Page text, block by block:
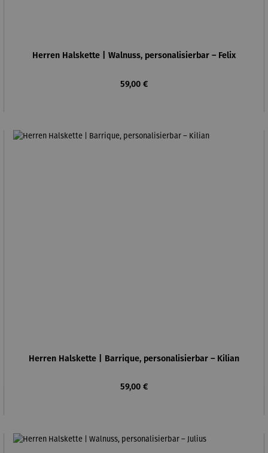
Herren Halskette | Walnuss, personalisierbar – Felix
Regulärer Preis:
59,00 €
Herren Halskette | Barrique, personalisierbar – Kilian
Regulärer Preis:
59,00 €